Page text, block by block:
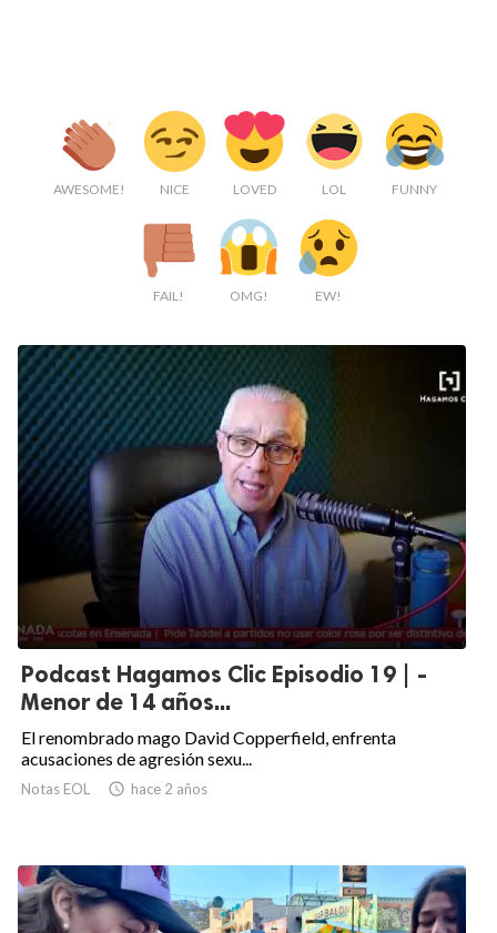
AWESOME! NICE LOVED LOL FUNNY
FAIL! OMG! EW!
Podcast Hagamos Clic Episodio 19 | -
Menor de 14 años...
El renombrado mago David Copperfield, enfrenta
acusaciones de agresión sexu...
Notas EOL  hace 2 años